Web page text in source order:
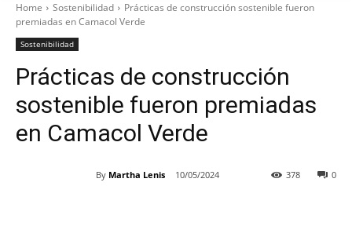
Home Sostenibilidad
Prácticas de construcción sostenible fueron
premiadas en Camacol Verde
Sostenibilidad
Prácticas de construcción
sostenible fueron premiadas
en Camacol Verde
By Martha Lenis 10/05/2024 0
378